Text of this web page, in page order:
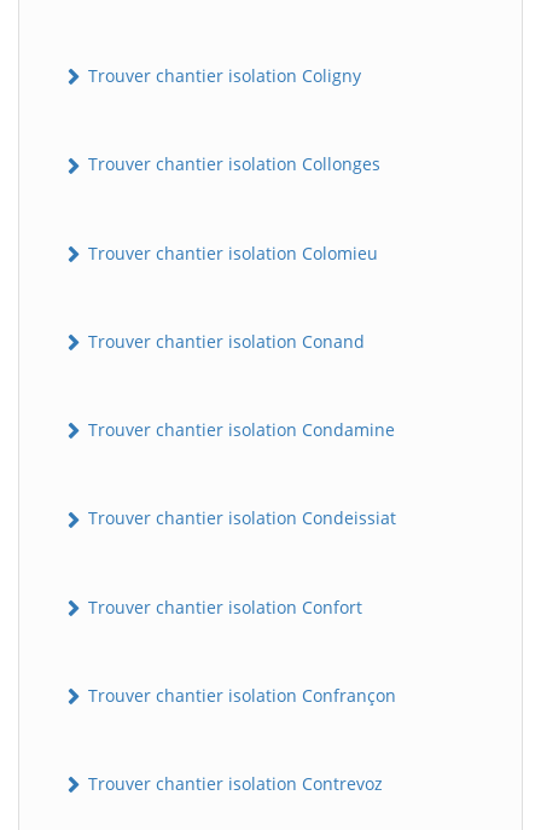
Trouver chantier isolation Coligny
Trouver chantier isolation Collonges
Trouver chantier isolation Colomieu
Trouver chantier isolation Conand
Trouver chantier isolation Condamine
Trouver chantier isolation Condeissiat
Trouver chantier isolation Confort
Trouver chantier isolation Confrançon
Trouver chantier isolation Contrevoz
Assistant en ligne